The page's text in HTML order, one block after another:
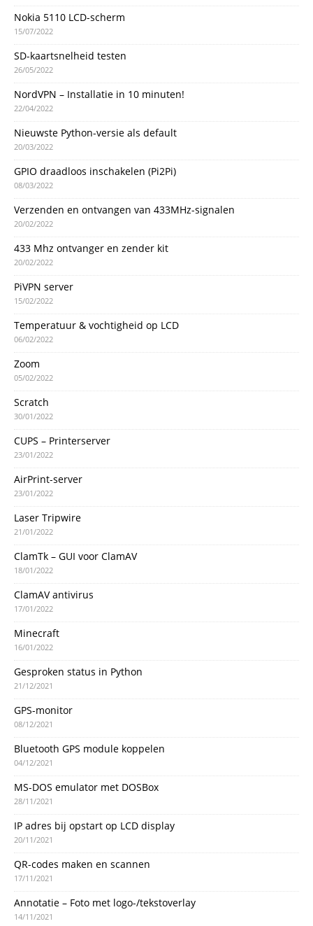
Nokia 5110 LCD-scherm
15/07/2022
SD-kaartsnelheid testen
26/05/2022
NordVPN – Installatie in 10 minuten!
22/04/2022
Nieuwste Python-versie als default
20/03/2022
GPIO draadloos inschakelen (Pi2Pi)
08/03/2022
Verzenden en ontvangen van 433MHz-signalen
20/02/2022
433 Mhz ontvanger en zender kit
20/02/2022
PiVPN server
15/02/2022
Temperatuur & vochtigheid op LCD
06/02/2022
Zoom
05/02/2022
Scratch
30/01/2022
CUPS – Printerserver
23/01/2022
AirPrint-server
23/01/2022
Laser Tripwire
21/01/2022
ClamTk – GUI voor ClamAV
18/01/2022
ClamAV antivirus
17/01/2022
Minecraft
16/01/2022
Gesproken status in Python
21/12/2021
GPS-monitor
08/12/2021
Bluetooth GPS module koppelen
04/12/2021
MS-DOS emulator met DOSBox
28/11/2021
IP adres bij opstart op LCD display
20/11/2021
QR-codes maken en scannen
17/11/2021
Annotatie – Foto met logo-/tekstoverlay
14/11/2021